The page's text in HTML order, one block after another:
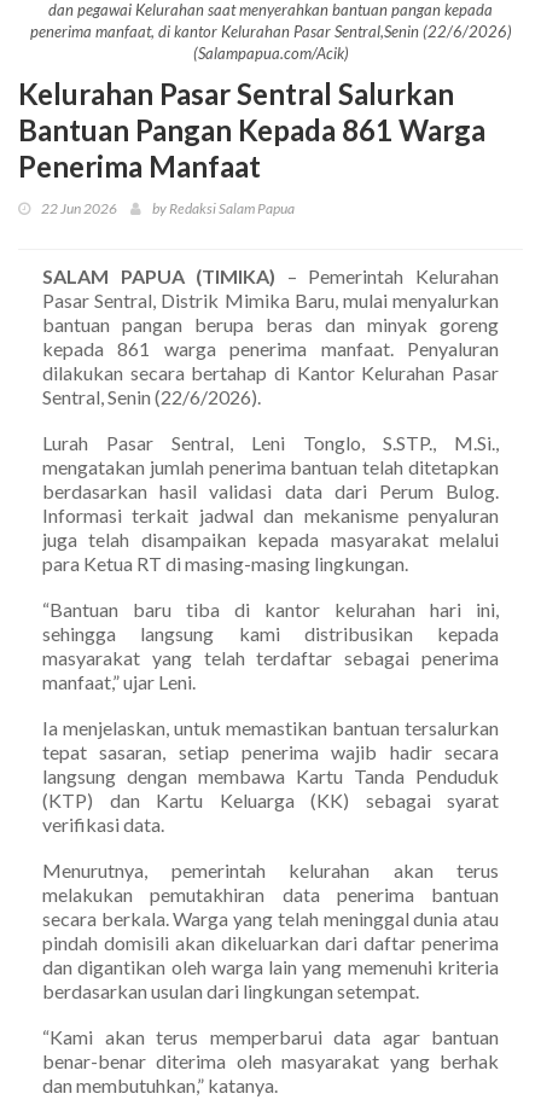
dan pegawai Kelurahan saat menyerahkan bantuan pangan kepada
penerima manfaat, di kantor Kelurahan Pasar Sentral,Senin (22/6/2026)
(Salampapua.com/Acik)
Kelurahan Pasar Sentral Salurkan
Bantuan Pangan Kepada 861 Warga
Penerima Manfaat
22 Jun 2026 by Redaksi Salam Papua
SALAM PAPUA (TIMIKA) – Pemerintah Kelurahan
Pasar Sentral, Distrik Mimika Baru, mulai menyalurkan
bantuan pangan berupa beras dan minyak goreng
kepada 861 warga penerima manfaat. Penyaluran
dilakukan secara bertahap di Kantor Kelurahan Pasar
Sentral, Senin (22/6/2026).
Lurah Pasar Sentral, Leni Tonglo, S.STP., M.Si.,
mengatakan jumlah penerima bantuan telah ditetapkan
berdasarkan hasil validasi data dari Perum Bulog.
Informasi terkait jadwal dan mekanisme penyaluran
juga telah disampaikan kepada masyarakat melalui
para Ketua RT di masing-masing lingkungan.
“Bantuan baru tiba di kantor kelurahan hari ini,
sehingga langsung kami distribusikan kepada
masyarakat yang telah terdaftar sebagai penerima
manfaat,” ujar Leni.
Ia menjelaskan, untuk memastikan bantuan tersalurkan
tepat sasaran, setiap penerima wajib hadir secara
langsung dengan membawa Kartu Tanda Penduduk
(KTP) dan Kartu Keluarga (KK) sebagai syarat
verifikasi data.
Menurutnya, pemerintah kelurahan akan terus
melakukan pemutakhiran data penerima bantuan
secara berkala. Warga yang telah meninggal dunia atau
pindah domisili akan dikeluarkan dari daftar penerima
dan digantikan oleh warga lain yang memenuhi kriteria
berdasarkan usulan dari lingkungan setempat.
“Kami akan terus memperbarui data agar bantuan
benar-benar diterima oleh masyarakat yang berhak
dan membutuhkan,” katanya.